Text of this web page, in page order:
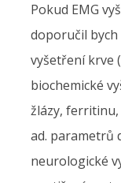
Pokud EMG
doporučil
vyšetření krve
biochemické
žlázy, ferritinu,
ad. parametrů
neurologické